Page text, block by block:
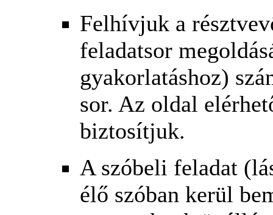
Felhívjuk a
feladatsor
gyakorlatáshoz)
sor. Az oldal
biztosítjuk.
A szóbeli feladat
élő szóban kerül